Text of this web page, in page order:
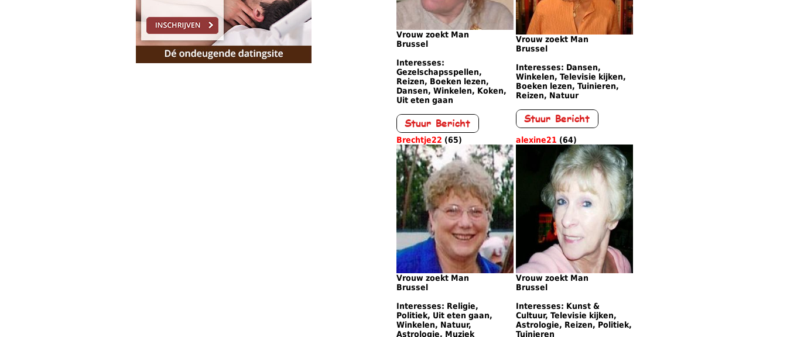
Vrouw zoekt Man
Brussel
Interesses:
Gezelschapsspellen,
Reizen, Boeken lezen,
Dansen, Winkelen, Koken,
Uit eten gaan
Vrouw zoekt Man
Brussel
Interesses: Dansen,
Winkelen, Televisie kijken,
Boeken lezen, Tuinieren,
Reizen, Natuur
Brechtje22 (65)
Vrouw zoekt Man
Brussel
Interesses: Religie,
Politiek, Uit eten gaan,
Winkelen, Natuur,
Astrologie, Muziek
alexine21 (64)
Vrouw zoekt Man
Brussel
Interesses: Kunst &
Cultuur, Televisie kijken,
Astrologie, Reizen, Politiek,
Tuinieren